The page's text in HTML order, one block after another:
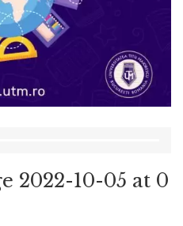
2022-10-05 at 0